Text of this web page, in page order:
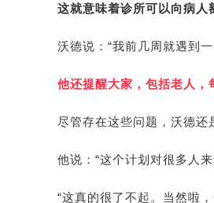
这就意味着诊所可以向病人
沃德说：“我前几周就遇到
他还提醒大家，包括老人，
尽管存在这些问题，沃德还
他说：“这个计划对很多人
“这真的很了不起。当然啦